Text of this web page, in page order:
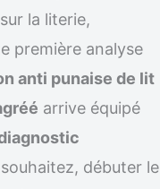
sur la literie,
première analyse
anti punaise de lit
arrive équipé
débuter le